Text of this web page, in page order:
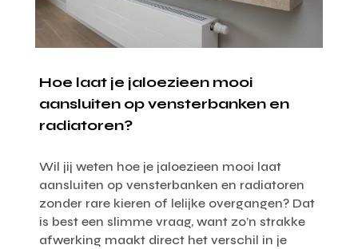
Hoe laat je jaloezieen mooi
aansluiten op vensterbanken en
radiatoren?
Wil jij weten hoe je jaloezieen mooi laat
aansluiten op vensterbanken en radiatoren
zonder rare kieren of lelijke overgangen? Dat
is best een slimme vraag, want zo’n strakke
afwerking maakt direct het verschil in je